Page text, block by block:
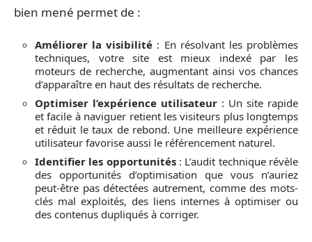
bien mené permet de :
Améliorer la visibilité : En résolvant les problèmes
techniques, votre site est mieux indexé par les
moteurs de recherche, augmentant ainsi vos chances
d’apparaître en haut des résultats de recherche.
Optimiser l’expérience utilisateur : Un site rapide
et facile à naviguer retient les visiteurs plus longtemps
et réduit le taux de rebond. Une meilleure expérience
utilisateur favorise aussi le référencement naturel.
Identifier les opportunités: L’audit technique révèle
des opportunités d’optimisation que vous n’auriez
peut-être pas détectées autrement, comme des mots-
clés mal exploités, des liens internes à optimiser ou
des contenus dupliqués à corriger.